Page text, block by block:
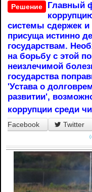
Решение
Главный
системы сдержек и
присуща истинно
государствам.
на борьбу с этой
неизлечимой
государства
'Устава о
развитии',
коррупции среди
Facebook Twitter